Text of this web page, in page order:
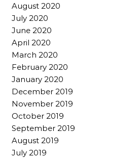
August 2020
July 2020
June 2020
April 2020
March 2020
February 2020
January 2020
December 2019
November 2019
October 2019
September 2019
August 2019
July 2019